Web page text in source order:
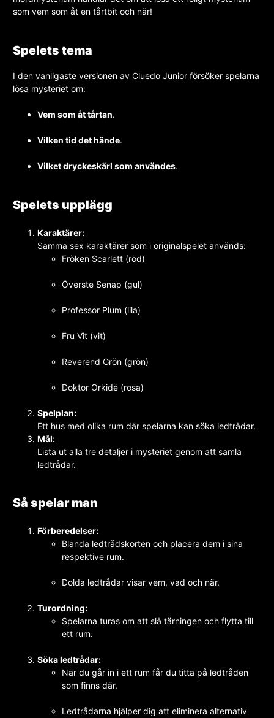
som vem som åt en tårtbit och när!
Spelets tema
I den vanligaste versionen av Cluedo Junior försöker spelarna
lösa mysteriet om:
Vem som åt tårtan.
Vilken tid det hände.
Vilket dryckeskärl som användes.
Spelets upplägg
Karaktärer:
Samma sex karaktärer som i originalspelet används:
Fröken Scarlett (röd)
Överste Senap (gul)
Professor Plum (lila)
Fru Vit (vit)
Reverend Grön (grön)
Doktor Orkidé (rosa)
Spelplan:
Ett hus med olika rum där spelarna kan söka ledtrådar.
Mål:
Lista ut alla tre detaljer i mysteriet genom att samla
ledtrådar.
Så spelar man
Förberedelser:
Blanda ledtrådskorten och placera dem i sina
respektive rum.
Dolda ledtrådar visar vem, vad och när.
Turordning:
Spelarna turas om att slå tärningen och flytta till
ett rum.
Söka ledtrådar:
När du går in i ett rum får du titta på ledtråden
som finns där.
Ledtrådarna hjälper dig att eliminera alternativ